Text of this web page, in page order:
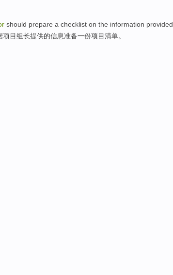
should prepare a checklist on the information provided
项目组长提供的信息准备一份项目清单。